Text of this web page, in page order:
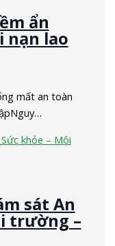
ẩn
nạn lao
mất an toàn
sát An
trường –